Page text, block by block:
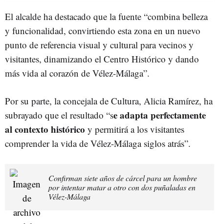
El alcalde ha destacado que la fuente “combina belleza
y funcionalidad, convirtiendo esta zona en un nuevo
punto de referencia visual y cultural para vecinos y
visitantes, dinamizando el Centro Histórico y dando
más vida al corazón de Vélez-Málaga”.
Por su parte, la concejala de Cultura, Alicia Ramírez, ha
subrayado que el resultado “se adapta perfectamente
al contexto histórico y permitirá a los visitantes
comprender la vida de Vélez-Málaga siglos atrás”.
Confirman siete años de cárcel para un hombre
por intentar matar a otro con dos puñaladas en
Vélez-Málaga